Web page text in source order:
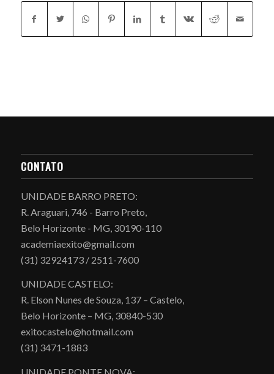
CONTATO
UNIDADE BARRO PRETO:
R. Araguari, 746 - Barro Preto,
Belo Horizonte - MG, 30190-110
academiaexito@gmail.com
(31) 32924173 / 2511-7600
UNIDADE CASTELO:
R. Elson Nunes de Souza, 137 – Castelo,
Belo Horizonte – MG, 30840-530
exitocastelo@hotmail.com
(31) 3471-1883